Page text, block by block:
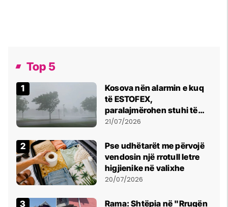
Top 5
Kosova nën alarmin e kuq
të ESTOFEX,
paralajmërohen stuhi të
fuqishme me breshër dhe
21/07/2026
Pse udhëtarët me përvojë
vendosin një rrotull letre
higjienike në valixhe
20/07/2026
Rama: Shtëpia në "Rrugën